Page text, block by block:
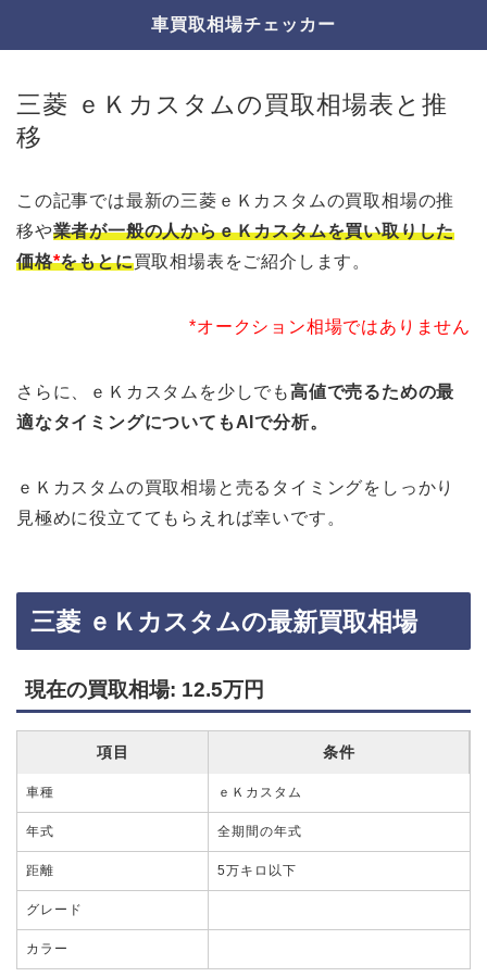
車買取相場チェッカー
三菱 ｅＫカスタムの買取相場表と推
移
この記事では最新の三菱ｅＫカスタムの買取相場の推
移や業者が一般の人からｅＫカスタムを買い取りした
価格*をもとに買取相場表をご紹介します。
*オークション相場ではありません
さらに、ｅＫカスタムを少しでも高値で売るための最
適なタイミングについてもAIで分析。
ｅＫカスタムの買取相場と売るタイミングをしっかり
見極めに役立ててもらえれば幸いです。
三菱 ｅＫカスタムの最新買取相場
現在の買取相場: 12.5万円
項目 条件
車種 ｅＫカスタム
年式 全期間の年式
距離 5万キロ以下
グレード
カラー